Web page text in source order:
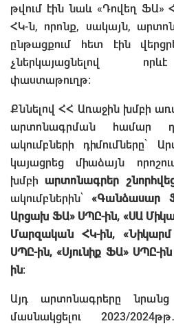
թվում էին նաև «Դովեղ ՖԱ»
ՀԿ-ն, որոնք, սակայն,
ընթացքում հետ էին
չներկայացնելով
փաստաթուղթ։
Քննելով ՀՀ Առաջին խմբի
արտոնագրման համար
ակումբների դիմումները՝
կայացրեց միաձայն
խմբի արտոնագրեր
ակումբներին՝«Գանձասար
Արցախ ՖԱ» ՍՊԸ-ին, «ՍԱ
Մարզական ՀԿ-ին,
ՍՊԸ-ին, «Սյունիք ՖԱ» ՍՊԸ-
ին:
Այդ արտոնագրերը նրանց
մասնակցելու 2023/